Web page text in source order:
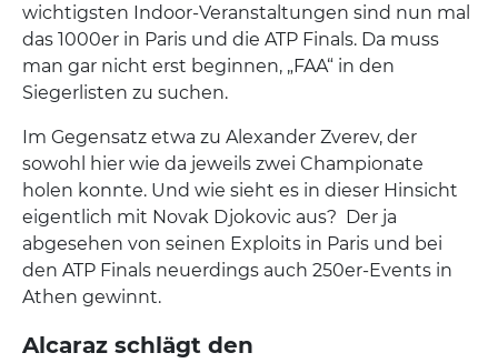
wichtigsten Indoor-Veranstaltungen sind nun mal
das 1000er in Paris und die ATP Finals. Da muss
man gar nicht erst beginnen, „FAA“ in den
Siegerlisten zu suchen.
Im Gegensatz etwa zu Alexander Zverev, der
sowohl hier wie da jeweils zwei Championate
holen konnte. Und wie sieht es in dieser Hinsicht
eigentlich mit Novak Djokovic aus? Der ja
abgesehen von seinen Exploits in Paris und bei
den ATP Finals neuerdings auch 250er-Events in
Athen gewinnt.
Alcaraz schlägt den